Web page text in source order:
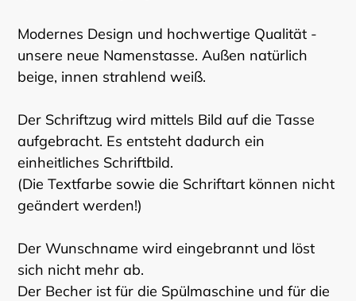
Modernes Design und hochwertige Qualität -
unsere neue Namenstasse. Außen natürlich
beige, innen strahlend weiß.
Der Schriftzug wird mittels Bild auf die Tasse
aufgebracht. Es entsteht dadurch ein
einheitliches Schriftbild.
(Die Textfarbe sowie die Schriftart können nicht
geändert werden!)
Der Wunschname wird eingebrannt und löst
sich nicht mehr ab.
Der Becher ist für die Spülmaschine und für die